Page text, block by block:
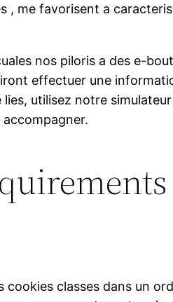
, me favorisent a
nos piloris a des e-
effectuer une
lies, utilisez notre
classes dans un